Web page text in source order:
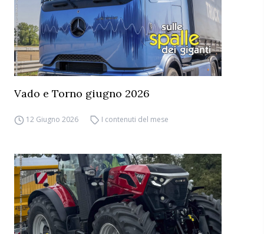
Vado e Torno giugno 2026
12 Giugno 2026 I contenuti del mese